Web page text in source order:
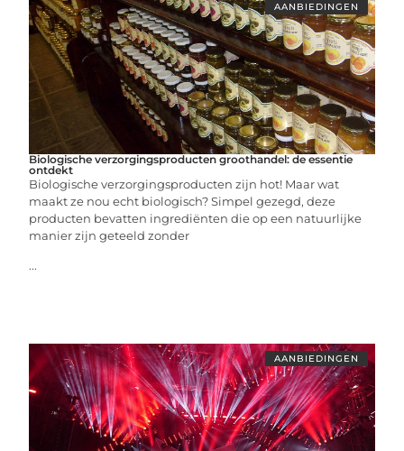
AANBIEDINGEN
Biologische verzorgingsproducten groothandel: de essentie
ontdekt
Biologische verzorgingsproducten zijn hot! Maar wat
maakt ze nou echt biologisch? Simpel gezegd, deze
producten bevatten ingrediënten die op een natuurlijke
manier zijn geteeld zonder
...
AANBIEDINGEN